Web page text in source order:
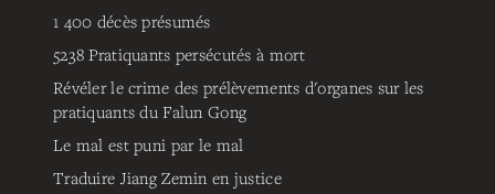
1 400 décès présumés
5238 Pratiquants persécutés à mort
Révéler le crime des prélèvements d'organes sur les
pratiquants du Falun Gong
Le mal est puni par le mal
Traduire Jiang Zemin en justice